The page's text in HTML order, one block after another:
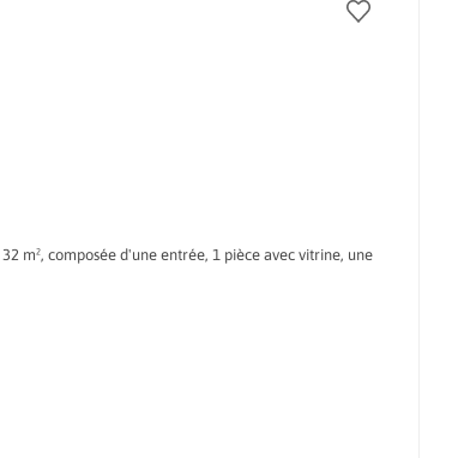
m², composée d'une entrée, 1 pièce avec vitrine, une